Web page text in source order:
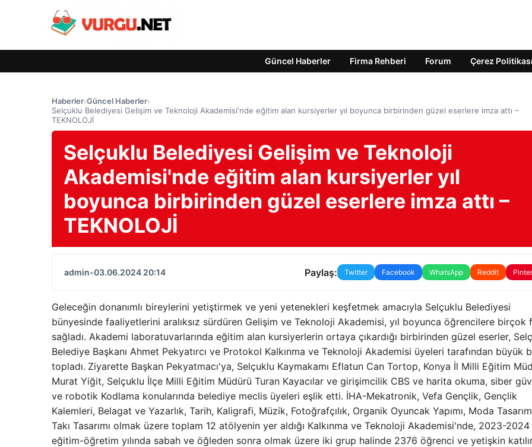
Güncel Haberler Firma Rehberi Forum Çerez Politikası
Haberler›Güncel Haberler›
Selçuklu Belediyesi Gelişim ve Teknoloji Akademisi'nde eğitim alan kursiyerler yıl boyunca birbirinden güzel eserlere imza attı –
TEKNOLOJİ
Selçuklu Belediyesi Gelişim ve Teknoloji
Akademisi'nde eğitim alan kursiyerler yıl
boyunca birbirinden güzel eserlere imza attı –
TEKNOLOJİ
admin•03.06.2024 20:14 Paylaş: Twitter Facebook WhatsApp Reddit
Geleceğin donanımlı bireylerini yetiştirmek ve yeni yetenekleri keşfetmek amacıyla Selçuklu Belediyesi
bünyesinde faaliyetlerini aralıksız sürdüren Gelişim ve Teknoloji Akademisi, yıl boyunca öğrencilere birçok
sağladı. Akademi laboratuvarlarında eğitim alan kursiyerlerin ortaya çıkardığı birbirinden güzel eserler,
Belediye Başkanı Ahmet Pekyatırcı ve Protokol Kalkınma ve Teknoloji Akademisi üyeleri tarafından büyük
topladı. Ziyarette Başkan Pekyatmacı'ya, Selçuklu Kaymakamı Eflatun Can Tortop, Konya İl Milli Eğitim
Murat Yiğit, Selçuklu İlçe Milli Eğitim Müdürü Turan Kayacılar ve girişimcilik CBS ve harita okuma, siber
ve robotik Kodlama konularında belediye meclis üyeleri eşlik etti. İHA-Mekatronik, Vefa Gençlik, Gençlik
Kalemleri, Belagat ve Yazarlık, Tarih, Kaligrafi, Müzik, Fotoğrafçılık, Organik Oyuncak Yapımı, Moda
Takı Tasarımı olmak üzere toplam 12 atölyenin yer aldığı Kalkınma ve Teknoloji Akademisi'nde, 2023-2024
eğitim-öğretim yılında sabah ve öğleden sonra olmak üzere iki grup halinde 2376 öğrenci ve yetişkin